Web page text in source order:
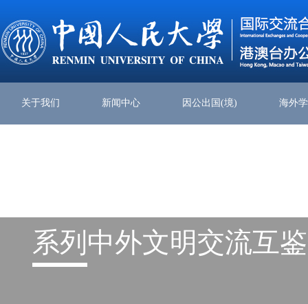
关于我们 新闻中心 因公出国(境) 海外
系列 中外文明交流互